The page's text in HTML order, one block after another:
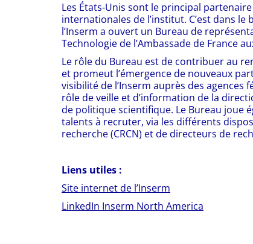
Les États-Unis sont le principal
internationales de l’institut. C’est dans
l’Inserm a ouvert un Bureau de
Technologie de l’Ambassade de France
Le rôle du Bureau est de contribuer au
et promeut l’émergence de nouveaux
visibilité de l’Inserm auprès des agences
rôle de veille et d’information de la
de politique scientifique. Le Bureau joue
talents à recruter, via les différents
recherche (CRCN) et de directeurs de
Liens utiles :
Site internet de l’Inserm
LinkedIn Inserm North America